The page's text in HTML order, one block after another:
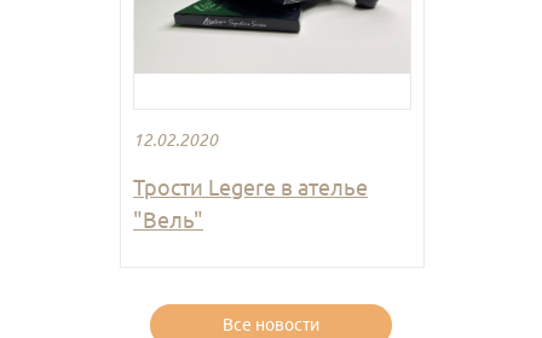
12.02.2020
Трости Legere в ателье
"Вель"
Все новости